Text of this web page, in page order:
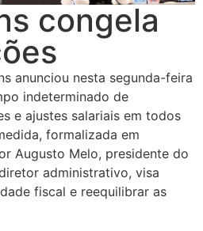
congela
anunciou nesta segunda-feira
indeterminado de
e ajustes salariais em todos
formalizada em
Augusto Melo, presidente do
administrativo, visa
fiscal e reequilibrar as